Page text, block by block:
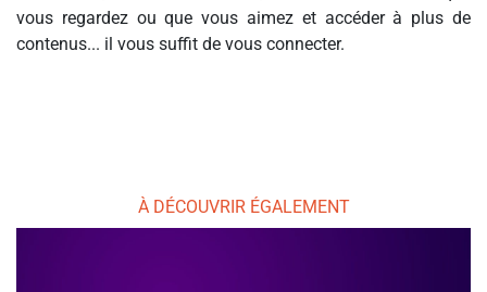
vous regardez ou que vous aimez et accéder à plus de
contenus... il vous suffit de vous connecter.
À DÉCOUVRIR ÉGALEMENT